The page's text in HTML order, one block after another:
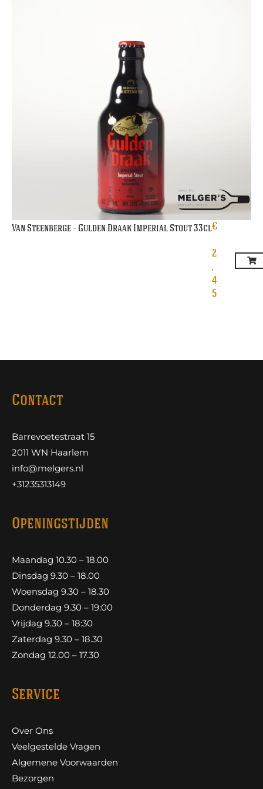
Van Steenberge – Gulden Draak Imperial Stout 33cl€
2
,
4
5
Contact
Barrevoetestraat 15
2011 WN Haarlem
info@melgers.nl
+31235313149
Openingstijden
Maandag 10.30 – 18.00
Dinsdag 9.30 – 18.00
Woensdag 9.30 – 18.30
Donderdag 9.30 – 19:00
Vrijdag 9.30 – 18:30
Zaterdag 9.30 – 18.30
Zondag 12.00 – 17.30
Service
Over Ons
Veelgestelde Vragen
Algemene Voorwaarden
Bezorgen